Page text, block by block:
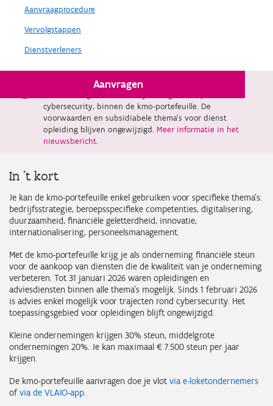
Aanvraagprocedure
Vervolgstappen
Dienstverleners
Aanvragen
Vanaf 1 februari 2026 verdwijnt dienst advies, met
cybersecurity, binnen de kmo-portefeuille. De
voorwaarden en subsidiabele thema’s voor dienst
opleiding blijven ongewijzigd. Meer informatie in het
nieuwsbericht.
In 't kort
Je kan de kmo-portefeuille enkel gebruiken voor specifieke thema’s:
bedrijfsstrategie, beroepsspecifieke competenties, digitalisering,
duurzaamheid, financiële geletterdheid, innovatie,
internationalisering, personeelsmanagement.
Met de kmo-portefeuille krijg je als onderneming financiële steun
voor de aankoop van diensten die de kwaliteit van je onderneming
verbeteren. Tot 31 januari 2026 waren opleidingen en
adviesdiensten binnen alle thema’s mogelijk. Sinds 1 februari 2026
is advies enkel mogelijk voor trajecten rond cybersecurity. Het
toepassingsgebied voor opleidingen blijft ongewijzigd.
Kleine ondernemingen krijgen 30% steun, middelgrote
ondernemingen 20%. Je kan maximaal € 7.500 steun per jaar
krijgen.
De kmo-portefeuille aanvragen doe je vlotvia e-loketondernemers
ofvia de VLAIO-app.